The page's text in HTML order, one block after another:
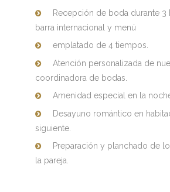
Recepción de boda durante 3
barra internacional y menú
emplatado de 4 tiempos.
Atención personalizada de
coordinadora de bodas.
Amenidad especial en la
Desayuno romántico en
siguiente.
Preparación y planchado de
la pareja.